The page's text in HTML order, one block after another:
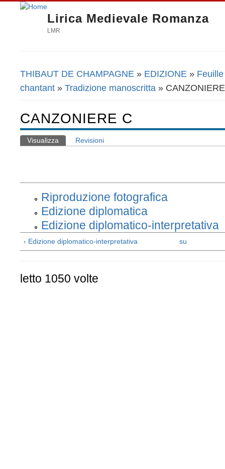
Lirica Medievale Romanza
LMR
Tu sei qui
THIBAUT DE CHAMPAGNE » EDIZIONE »
chantant » Tradizione manoscritta »
CANZONIERE C
Schede primarie
Visualizza (scheda attiva)
Revisioni
Riproduzione fotografica
Edizione diplomatica
Edizione diplomatico-interpretativa
‹ Edizione diplomatico-interpretativa su
letto 1050 volte